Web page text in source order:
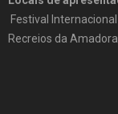
Festival
Recreios da